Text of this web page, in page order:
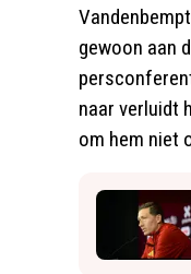
gewoon aan
naar verluidt
om hem niet